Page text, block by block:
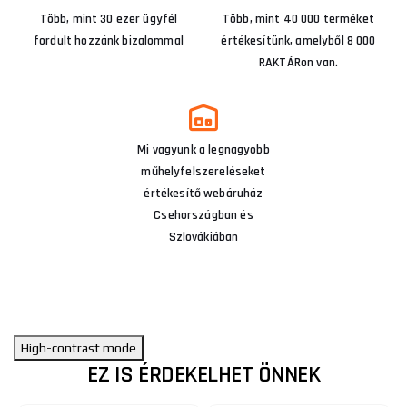
Több, mint 30 ezer ügyfél
fordult hozzánk bizalommal
Több, mint 40 000 terméket
értékesítünk, amelyből 8 000
RAKTÁRon van.
Mi vagyunk a legnagyobb
műhelyfelszereléseket
értékesítő webáruház
Csehországban és
Szlovákiában
High-contrast mode
EZ IS ÉRDEKELHET ÖNNEK